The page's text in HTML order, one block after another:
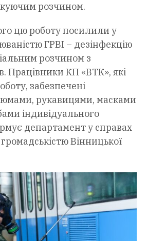
розчином.
цю роботу посилили у
ГРВІ – дезінфекцію
розчином з
Працівники КП «ВТК», які
забезпечені
рукавицями, масками
індивідуального
департамент у справах
громадськістю Вінницької